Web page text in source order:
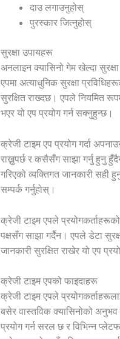
दाउ लगाउनुहोस्
पुरस्कार जित्नुहोस्
सुरक्षा उपायहरू
अनलाइन क्यासिनो गेम खेल्दा
एपमा अत्याधुनिक सुरक्षा
सुरक्षित राख्दछ। एपले नियमित
भएर यो एप प्रयोग गर्न सक्नुहुन्छ।
क्रेजी टाइम एप प्रयोग गर्दा
राख्नुपर्छ र कसैसँग साझा गर्नु हुनु
गरिएको व्यक्तिगत जानकारी सही
सम्पर्क गर्नुहोस्।
क्रेजी टाइम एपले
पक्षसँग साझा गर्दैन। एपले डेटा
जानकारी सुरक्षित राखेर यो एप
क्रेजी टाइम एपको फाइदाहरू
क्रेजी टाइम एपले
बसेर वास्तविक क्यासिनोको
प्रयोग गर्न सरल छ र विभिन्न